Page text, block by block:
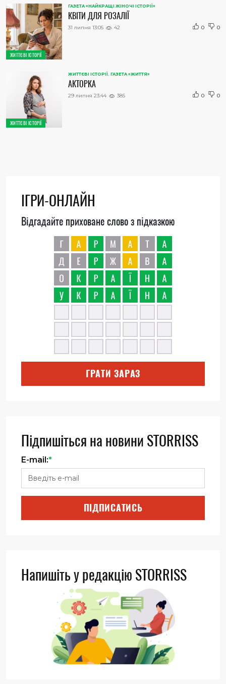
ЖИТТЄВІ ІСТОРІЇ
ГАЗЕТА «НАЙКРАЩІ ЖІНОЧІ ІСТОРІЇ»
КВІТИ ДЛЯ РОЗАЛІЇ
31 липня 13:05 42 0 0
ЖИТТЄВІ ІСТОРІЇ
ЖИТТЄВІ ІСТОРІЇ. ГАЗЕТА «ЖИТТЯ»
АКТОРКА
29 липня 23:44 385 0 0
ІГРИ-ОНЛАЙН
Відгадайте приховане слово з підказкою
ГРАТИ ЗАРАЗ
Підпишіться на новини STORRISS
E-mail:*
ПІДПИСАТИСЬ
Напишіть у редакцію STORRISS